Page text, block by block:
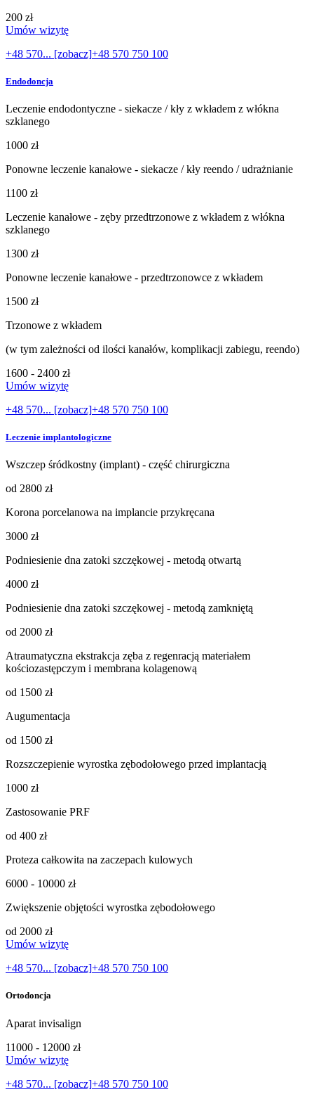
200 zł
Umów wizytę
+48 570... [zobacz]+48 570 750 100
Endodoncja
Leczenie endodontyczne - siekacze / kły z wkładem z włókna
szklanego
1000 zł
Ponowne leczenie kanałowe - siekacze / kły reendo / udrażnianie
1100 zł
Leczenie kanałowe - zęby przedtrzonowe z wkładem z włókna
szklanego
1300 zł
Ponowne leczenie kanałowe - przedtrzonowce z wkładem
1500 zł
Trzonowe z wkładem
(w tym zależności od ilości kanałów, komplikacji zabiegu, reendo)
1600 - 2400 zł
Umów wizytę
+48 570... [zobacz]+48 570 750 100
Leczenie implantologiczne
Wszczep śródkostny (implant) - część chirurgiczna
od 2800 zł
Korona porcelanowa na implancie przykręcana
3000 zł
Podniesienie dna zatoki szczękowej - metodą otwartą
4000 zł
Podniesienie dna zatoki szczękowej - metodą zamkniętą
od 2000 zł
Atraumatyczna ekstrakcja zęba z regenracją materiałem
kościozastępczym i membrana kolagenową
od 1500 zł
Augumentacja
od 1500 zł
Rozszczepienie wyrostka zębodołowego przed implantacją
1000 zł
Zastosowanie PRF
od 400 zł
Proteza całkowita na zaczepach kulowych
6000 - 10000 zł
Zwiększenie objętości wyrostka zębodołowego
od 2000 zł
Umów wizytę
+48 570... [zobacz]+48 570 750 100
Ortodoncja
Aparat invisalign
11000 - 12000 zł
Umów wizytę
+48 570... [zobacz]+48 570 750 100